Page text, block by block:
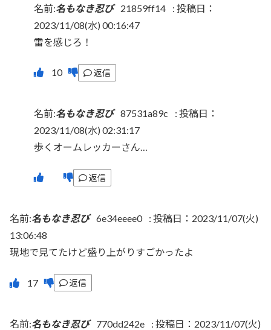
名前:名もなき忍び 21859ff14 : 投稿日：
2023/11/08(水) 00:16:47
雷を感じろ！
返信
名前:名もなき忍び 87531a89c : 投稿日：
2023/11/08(水) 02:31:17
歩くオームレッカーさん…
返信
名前:名もなき忍び 6e34eeee0 : 投稿日：2023/11/07(火)
13:06:48
現地で見てたけど盛り上がりすごかったよ
返信
名前:名もなき忍び 770dd242e : 投稿日：2023/11/07(火)